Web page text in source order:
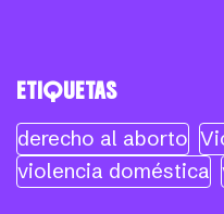
ETIQUETAS
derecho al aborto
violencia doméstica